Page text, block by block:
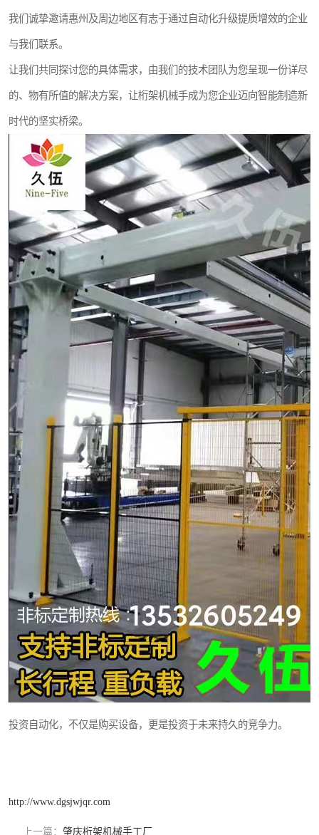
我们诚挚邀请惠州及周边地区有志于通过自动化升级提质增效的企业
与我们联系。
让我们共同探讨您的具体需求，由我们的技术团队为您呈现一份详尽
的、物有所值的解决方案，让桁架机械手成为您企业迈向智能制造新
时代的坚实桥梁。
投资自动化，不仅是购买设备，更是投资于未来持久的竞争力。
http://www.dgsjwjqr.com
上一篇： 肇庆桁架机械手工厂